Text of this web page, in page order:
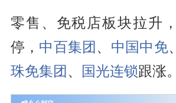
零售、免税店板块拉升，
停， 中百集团 、 中国中免、
珠免集团 、 国光连锁跟涨。